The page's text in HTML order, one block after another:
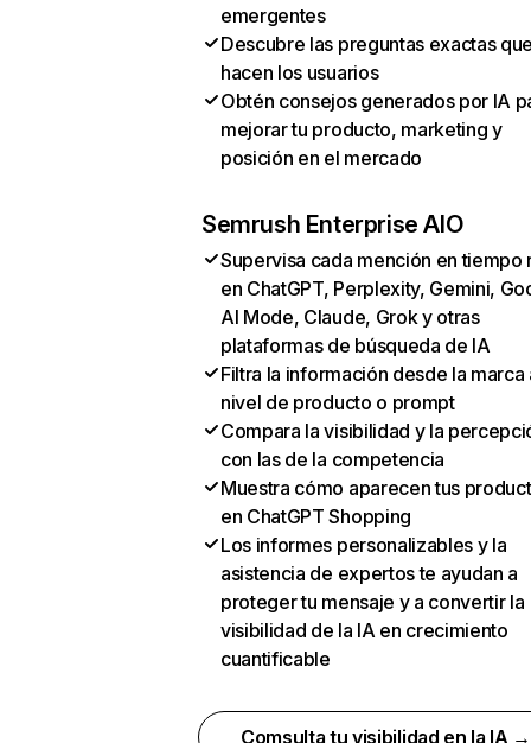
emergentes
Descubre las preguntas exactas
hacen los usuarios
Obtén consejos generados por IA
mejorar tu producto, marketing y
posición en el mercado
Semrush Enterprise AIO
Supervisa cada mención en tiempo
en ChatGPT, Perplexity, Gemini,
AI Mode, Claude, Grok y otras
plataformas de búsqueda de IA
Filtra la información desde la marca
nivel de producto o prompt
Compara la visibilidad y la
con las de la competencia
Muestra cómo aparecen tus
en ChatGPT Shopping
Los informes personalizables y la
asistencia de expertos te ayudan a
proteger tu mensaje y a convertir la
visibilidad de la IA en crecimiento
cuantificable
Comsulta tu visibilidad en la IA →